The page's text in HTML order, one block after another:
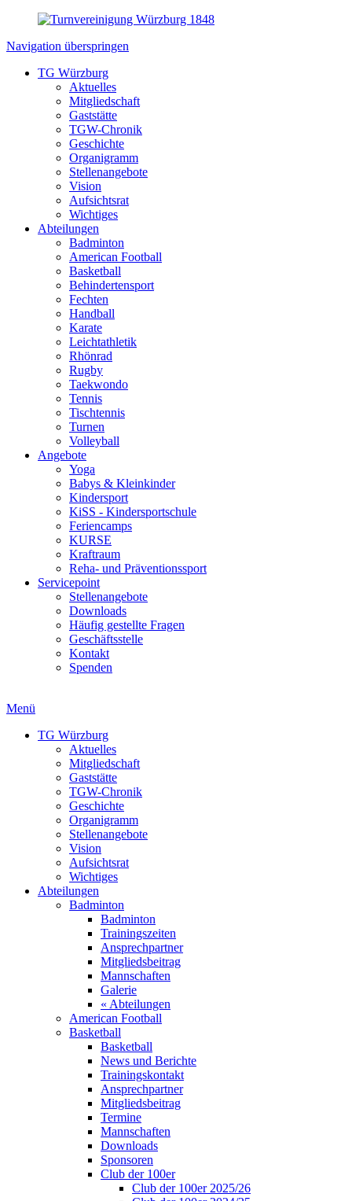
Navigation überspringen
TG Würzburg
Aktuelles
Mitgliedschaft
Gaststätte
TGW-Chronik
Geschichte
Organigramm
Stellenangebote
Vision
Aufsichtsrat
Wichtiges
Abteilungen
Badminton
American Football
Basketball
Behindertensport
Fechten
Handball
Karate
Leichtathletik
Rhönrad
Rugby
Taekwondo
Tennis
Tischtennis
Turnen
Volleyball
Angebote
Yoga
Babys & Kleinkinder
Kindersport
KiSS - Kindersportschule
Feriencamps
KURSE
Kraftraum
Reha- und Präventionssport
Servicepoint
Stellenangebote
Downloads
Häufig gestellte Fragen
Geschäftsstelle
Kontakt
Spenden
Menü
TG Würzburg
Aktuelles
Mitgliedschaft
Gaststätte
TGW-Chronik
Geschichte
Organigramm
Stellenangebote
Vision
Aufsichtsrat
Wichtiges
Abteilungen
Badminton
Badminton
Trainingszeiten
Ansprechpartner
Mitgliedsbeitrag
Mannschaften
Galerie
« Abteilungen
American Football
Basketball
Basketball
News und Berichte
Trainingskontakt
Ansprechpartner
Mitgliedsbeitrag
Termine
Mannschaften
Downloads
Sponsoren
Club der 100er
Club der 100er 2025/26